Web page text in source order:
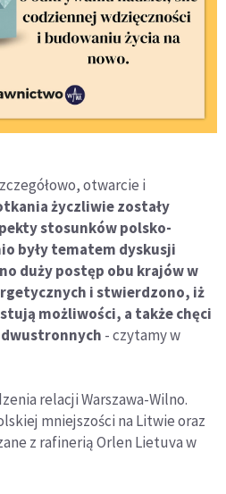
otwarcie i
życzliwie zostały
stosunków polsko-
były tematem dyskusji
duży postęp obu krajów w
i stwierdzono, iż
możliwości, a także chęci
- czytamy w
relacji Warszawa-Wilno.
mniejszości na Litwie oraz
z rafinerią Orlen Lietuva w